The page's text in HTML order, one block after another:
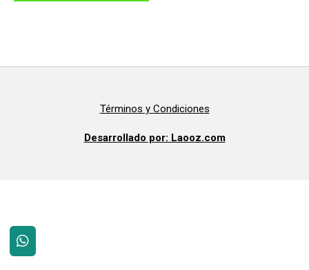
Términos y Condiciones
Desarrollado por: Laooz.com